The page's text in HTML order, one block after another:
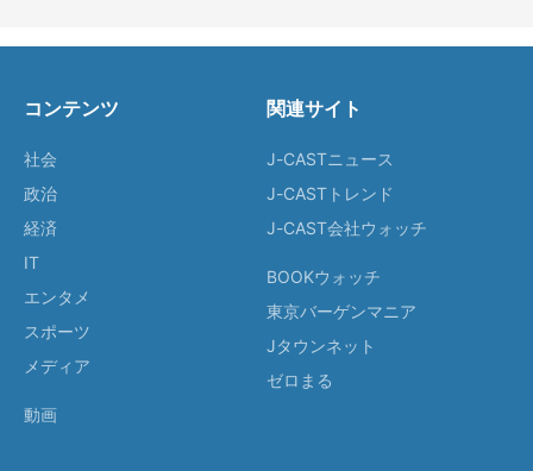
コンテンツ
社会
政治
経済
IT
エンタメ
スポーツ
メディア
動画
関連サイト
J-CASTニュース
J-CASTトレンド
J-CAST会社ウォッチ
BOOKウォッチ
東京バーゲンマニア
Jタウンネット
ゼロまる